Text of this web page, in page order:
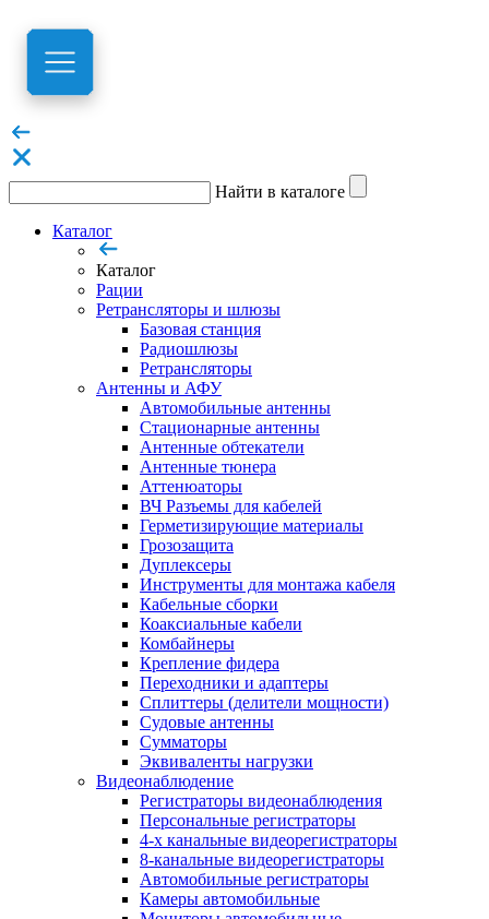
Найти в каталоге
Каталог
Каталог
Рации
Ретрансляторы и шлюзы
Базовая станция
Радиошлюзы
Ретрансляторы
Антенны и АФУ
Автомобильные антенны
Стационарные антенны
Антенные обтекатели
Антенные тюнера
Аттенюаторы
ВЧ Разъемы для кабелей
Герметизирующие материалы
Грозозащита
Дуплексеры
Инструменты для монтажа кабеля
Кабельные сборки
Коаксиальные кабели
Комбайнеры
Крепление фидера
Переходники и адаптеры
Сплиттеры (делители мощности)
Судовые антенны
Сумматоры
Эквиваленты нагрузки
Видеонаблюдение
Регистраторы видеонаблюдения
Персональные регистраторы
4-х канальные видеорегистраторы
8-канальные видеорегистраторы
Автомобильные регистраторы
Камеры автомобильные